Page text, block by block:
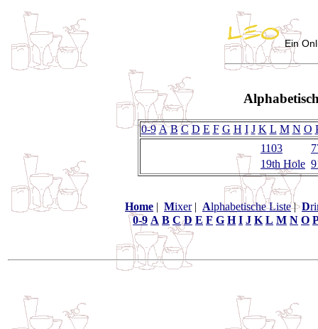
Ein
0-9 A B C D E F G H I J K L M N O
1103
19th Hole
Home | Mixer| Alphabetische Liste|D
0-9 A B C D E F G H I J K L M N O